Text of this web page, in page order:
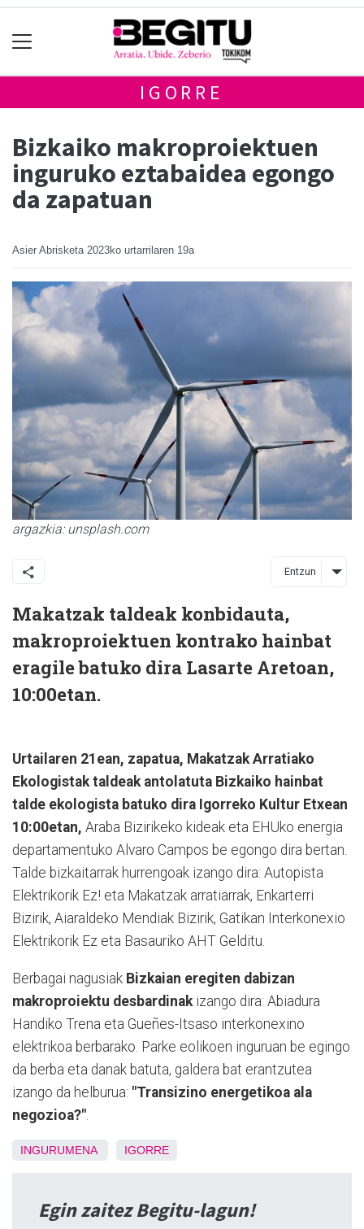
IGORRE
Bizkaiko makroproiektuen
inguruko eztabaidea egongo
da zapatuan
Asier Abrisketa 2023ko urtarrilaren 19a
argazkia: unsplash.com
Entzun
Makatzak taldeak konbidauta,
makroproiektuen kontrako hainbat
eragile batuko dira Lasarte Aretoan,
10:00etan.
Urtailaren 21ean, zapatua, Makatzak Arratiako
Ekologistak taldeak antolatuta Bizkaiko hainbat
talde ekologista batuko dira Igorreko Kultur Etxean
10:00etan, Araba Bizirikeko kideak eta EHUko energia
departamentuko Alvaro Campos be egongo dira bertan.
Talde bizkaitarrak hurrengoak izango dira: Autopista
Elektrikorik Ez! eta Makatzak arratiarrak, Enkarterri
Bizirik, Aiaraldeko Mendiak Bizirik, Gatikan Interkonexio
Elektrikorik Ez eta Basauriko AHT Gelditu.
Berbagai nagusiak Bizkaian eregiten dabizan
makroproiektu desbardinak izango dira: Abiadura
Handiko Trena eta Gueñes-Itsaso interkonexino
elektrikoa berbarako. Parke eolikoen inguruan be egingo
da berba eta danak batuta, galdera bat erantzutea
izango da helburua: "Transizino energetikoa ala
negozioa?"
INGURUMENA IGORRE
Egin zaitez Begitu-lagun!